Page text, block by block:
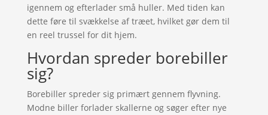
igennem og efterlader små huller. Med tiden kan
dette føre til svækkelse af træet, hvilket gør dem til
en reel trussel for dit hjem.
Hvordan spreder borebiller
sig?
Borebiller spreder sig primært gennem flyvning.
Modne biller forlader skallerne og søger efter nye